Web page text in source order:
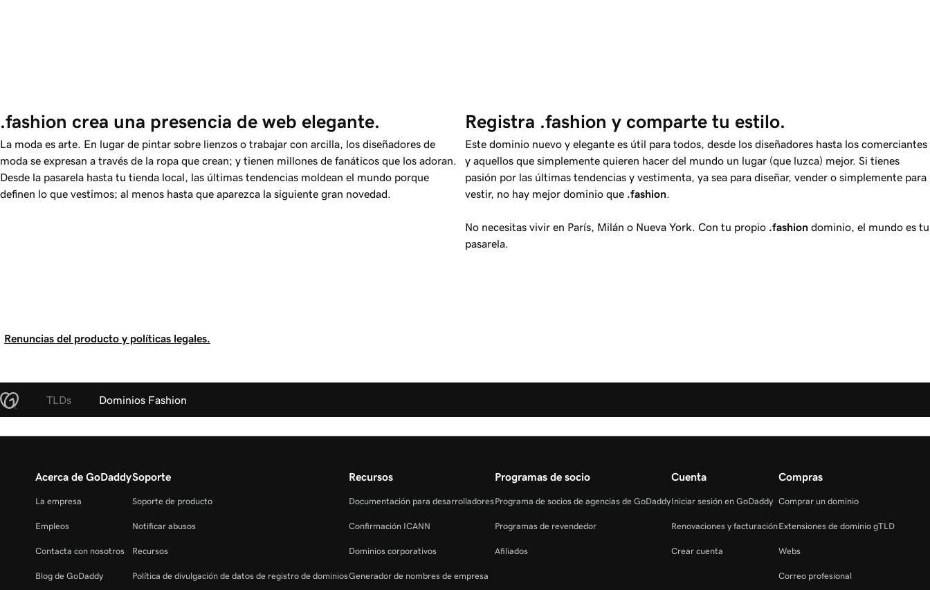
.fashion crea una presencia de web elegante.
La moda es arte. En lugar de pintar sobre lienzos o trabajar con arcilla, los diseñadores de
moda se expresan a través de la ropa que crean; y tienen millones de fanáticos que los adoran.
Desde la pasarela hasta tu tienda local, las últimas tendencias moldean el mundo porque
definen lo que vestimos; al menos hasta que aparezca la siguiente gran novedad.
Registra .fashion y comparte tu estilo.
Este dominio nuevo y elegante es útil para todos, desde los diseñadores hasta los comerciantes
y aquellos que simplemente quieren hacer del mundo un lugar (que luzca) mejor. Si tienes
pasión por las últimas tendencias y vestimenta, ya sea para diseñar, vender o simplemente para
vestir, no hay mejor dominio que .fashion
No necesitas vivir en París, Milán o Nueva York. Con tu propio .fashion dominio, el mundo es tu
pasarela.
Renuncias del producto y políticas legales.
TLDs Dominios Fashion
Acerca de GoDaddy
La empresa
Empleos
Contacta con nosotros
Blog de GoDaddy
Soporte
Soporte de producto
Notificar abusos
Recursos
Política de divulgación de datos de registro de dominios
Recursos
Documentación para desarrolladores
Confirmación ICANN
Dominios corporativos
Generador de nombres de empresa
Programas de socio
Programa de socios de agencias de GoDaddy
Programas de revendedor
Afiliados
Cuenta
Iniciar sesión en GoDaddy
Renovaciones y facturación
Crear cuenta
Compras
Comprar un dominio
Extensiones de dominio gTLD
Webs
Correo profesional